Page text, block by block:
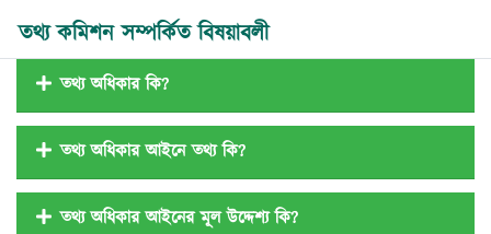
তথ্য কমিশন সম্পর্কিত বিষয়াবলী
তথ্য অধিকার কি?
তথ্য অধিকার আইনে তথ্য কি?
তথ্য অধিকার আইনের মূল উদ্দেশ্য কি?